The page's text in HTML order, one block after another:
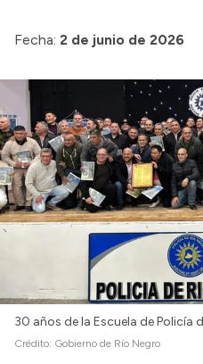
Fecha: 2 de junio de 2026
30 años de la Escuela de Policía
Crédito: Gobierno de Río Negro